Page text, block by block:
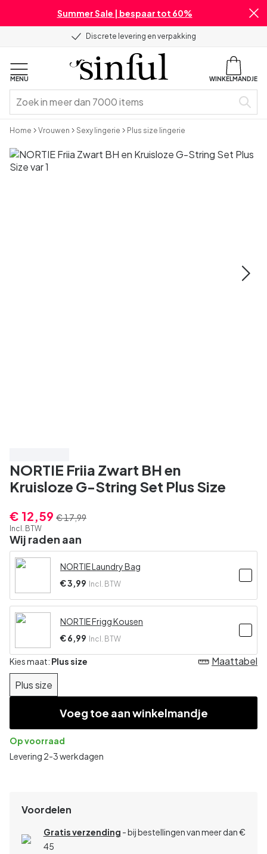
Summer Sale | bespaar tot 60%
Discrete levering en verpakking
MENU WINKELMANDJE
Home Vrouwen Sexy lingerie Plus size lingerie
NORTIE Friia Zwart BH en
Kruisloze G-String Set Plus Size
€ 12,59 € 17,99
Incl. BTW
Wij raden aan
NORTIE Laundry Bag
€ 3,99 Incl. BTW
NORTIE Frigg Kousen
€ 6,99 Incl. BTW
Kies maat: Plus size
Plus size
Maattabel
Voeg toe aan winkelmandje
Op voorraad
Levering 2-3 werkdagen
Voordelen
Gratis verzending - bij bestellingen van meer dan €
45